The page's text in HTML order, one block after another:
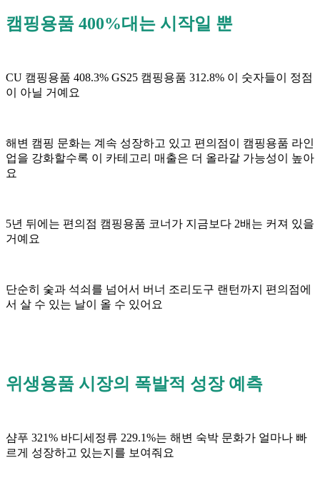
캠핑용품 400%대는 시작일 뿐
CU 캠핑용품 408.3% GS25 캠핑용품 312.8% 이 숫자들이 정점
이 아닐 거예요
해변 캠핑 문화는 계속 성장하고 있고 편의점이 캠핑용품 라인
업을 강화할수록 이 카테고리 매출은 더 올라갈 가능성이 높아
요
5년 뒤에는 편의점 캠핑용품 코너가 지금보다 2배는 커져 있을
거예요
단순히 숯과 석쇠를 넘어서 버너 조리도구 랜턴까지 편의점에
서 살 수 있는 날이 올 수 있어요
위생용품 시장의 폭발적 성장 예측
샴푸 321% 바디세정류 229.1%는 해변 숙박 문화가 얼마나 빠
르게 성장하고 있는지를 보여줘요